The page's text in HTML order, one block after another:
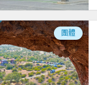
團體